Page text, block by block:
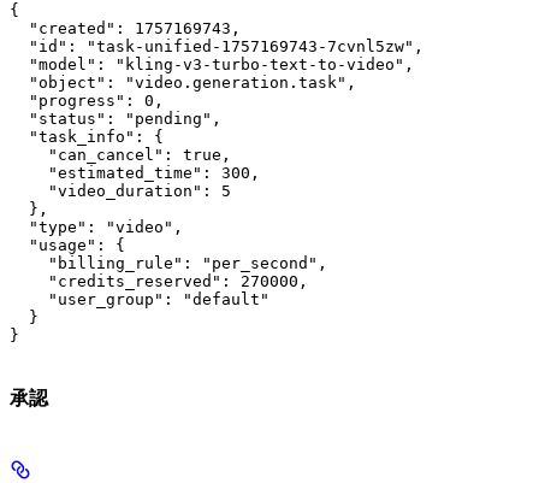
{
  "created": 1757169743,
  "id": "task-unified-1757169743-7cvnl5zw",
  "model": "kling-v3-turbo-text-to-video",
  "object": "video.generation.task",
  "progress": 0,
  "status": "pending",
  "task_info": {
    "can_cancel": true,
    "estimated_time": 300,
    "video_duration": 5
  },
  "type": "video",
  "usage": {
    "billing_rule": "per_second",
    "credits_reserved": 270000,
    "user_group": "default"
  }
}
承認